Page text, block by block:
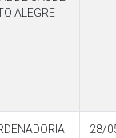
ALEGRE
28/